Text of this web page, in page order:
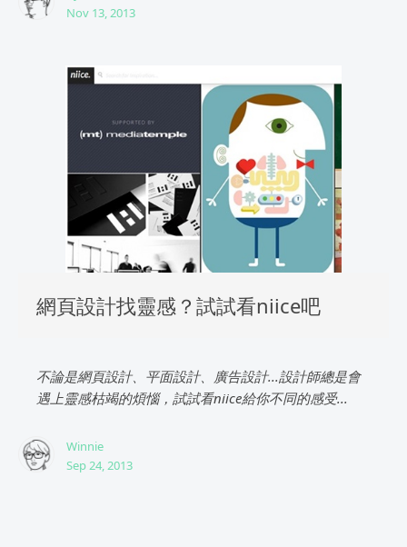
Nov 13, 2013
網頁設計找靈感？試試看niice吧
不論是網頁設計、平面設計、廣告設計...設計師總是會
遇上靈感枯竭的煩惱，試試看niice給你不同的感受...
Winnie
Sep 24, 2013